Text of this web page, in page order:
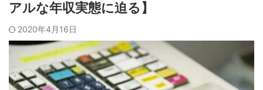
アルな年収実態に迫る】
2020年4月16日